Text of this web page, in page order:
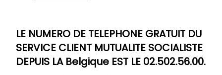
LE NUMERO DE TELEPHONE GRATUIT DU
SERVICE CLIENT MUTUALITE SOCIALISTE
DEPUIS LA Belgique EST LE 02.502.56.00.